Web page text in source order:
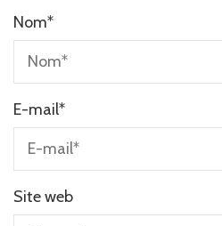
Nom*
E-mail*
Site web